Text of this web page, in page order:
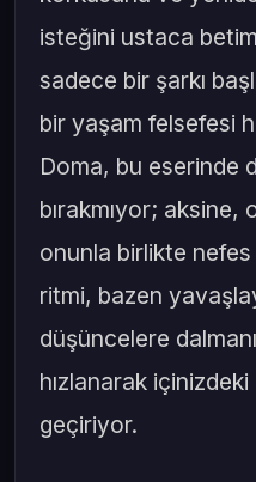
isteğini ustaca
sadece bir şarkı
bir yaşam felsefesi
Doma, bu eserinde
bırakmıyor;
onunla birlikte nefes
ritmi, bazen
düşüncelere
hızlanarak
geçiriyor.